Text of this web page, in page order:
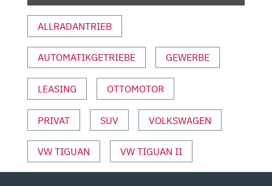
MOTOR
UND
VON
YOUTUBE
ANZEIGEN
ALLRADANTRIEB
AUTOMATIKGETRIEBE GEWERBE
LEASING OTTOMOTOR
PRIVAT SUV VOLKSWAGEN
VW TIGUAN VW TIGUAN II